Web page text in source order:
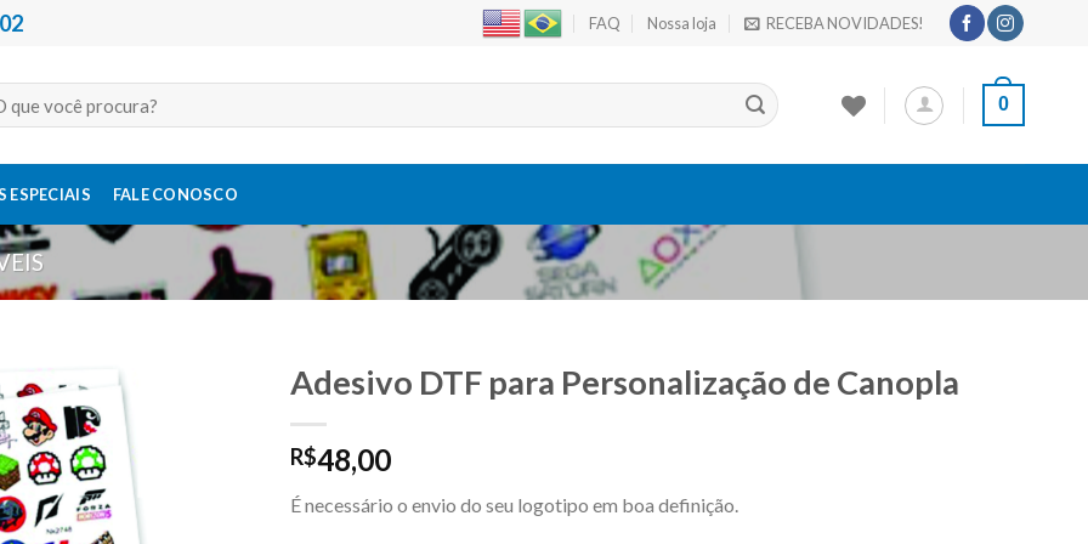
FAQ Nossa loja RECEBA NOVIDADES!
0
ESPECIAIS FALE CONOSCO
Adesivo DTF para Personalização de Canopla
R$48,00
É necessário o envio do seu logotipo em boa definição.